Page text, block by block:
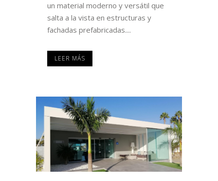
un material moderno y versátil que
salta a la vista en estructuras y
fachadas prefabricadas....
LEER MÁS